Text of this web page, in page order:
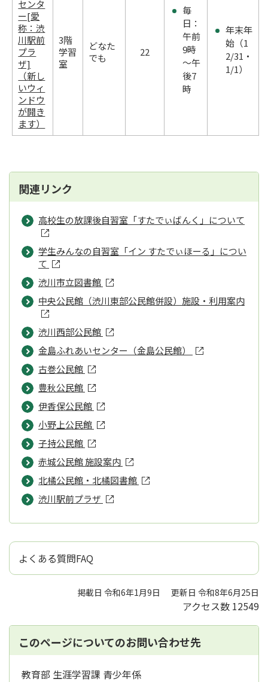
センタ
ー[愛
称：渋
川駅前
プラ
ザ]
（新し
いウィ
ンドウ
が開き
ます）
3階
学習
室
どなた
でも
22
毎
日：
午前
9時
～午
後7
時
年末年
始（1
2/31・
1/1）
関連リンク
高校生の放課後自習室「すたでぃばんく」について
学生みんなの自習室「イン すたでぃほーる」につい
て
渋川市立図書館
中央公民館（渋川東部公民館併設）施設・利用案内
渋川西部公民館
金島ふれあいセンター（金島公民館）
古巻公民館
豊秋公民館
伊香保公民館
小野上公民館
子持公民館
赤城公民館 施設案内
北橘公民館・北橘図書館
渋川駅前プラザ
よくある質問FAQ
掲載日 令和6年1月9日 更新日 令和8年6月25日
アクセス数 12549
このページについてのお問い合わせ先
教育部 生涯学習課 青少年係